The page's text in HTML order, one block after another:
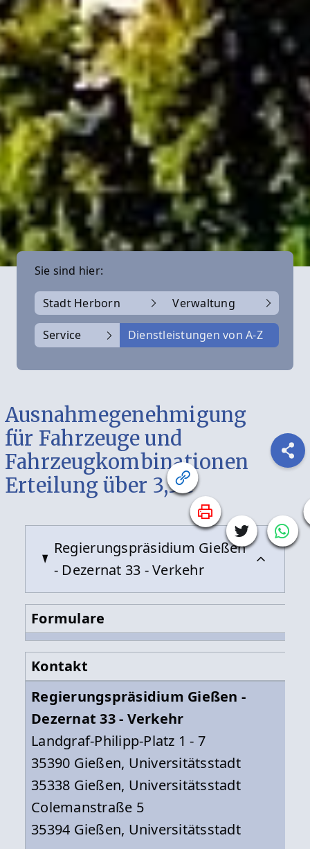
Sie sind hier:
Stadt Herborn Verwaltung
Service Dienstleistungen von A-Z
Ausnahmegenehmigung
für Fahrzeuge und
Fahrzeugkombinationen
Erteilung über 3,5 t
Regierungspräsidium Gießen
- Dezernat 33 - Verkehr
Formulare
Kontakt
Regierungspräsidium Gießen -
Dezernat 33 - Verkehr
Landgraf-Philipp-Platz 1 - 7
35390 Gießen, Universitätsstadt
35338 Gießen, Universitätsstadt
Colemanstraße 5
35394 Gießen, Universitätsstadt